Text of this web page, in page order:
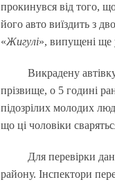
прокинувся від того,
його авто виїздить з
«Жигулі», випущені ще
Викрадену
прізвище, о 5 годині
підозрілих молодих
що ці чоловіки
Для перевірки
району. Інспектори